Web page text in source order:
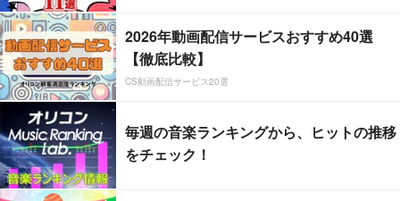
2026年動画配信サービスおすすめ40選
【徹底比較】
CS動画配信サービス20選
毎週の音楽ランキングから、ヒットの推移
をチェック！